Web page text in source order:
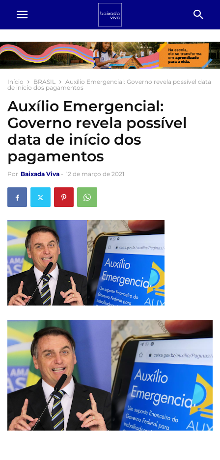
Início BRASIL
Auxílio Emergencial: Governo revela possível data
de início dos pagamentos
Auxílio Emergencial:
Governo revela possível
data de início dos
pagamentos
Por Baixada Viva - 12 de março de 2021